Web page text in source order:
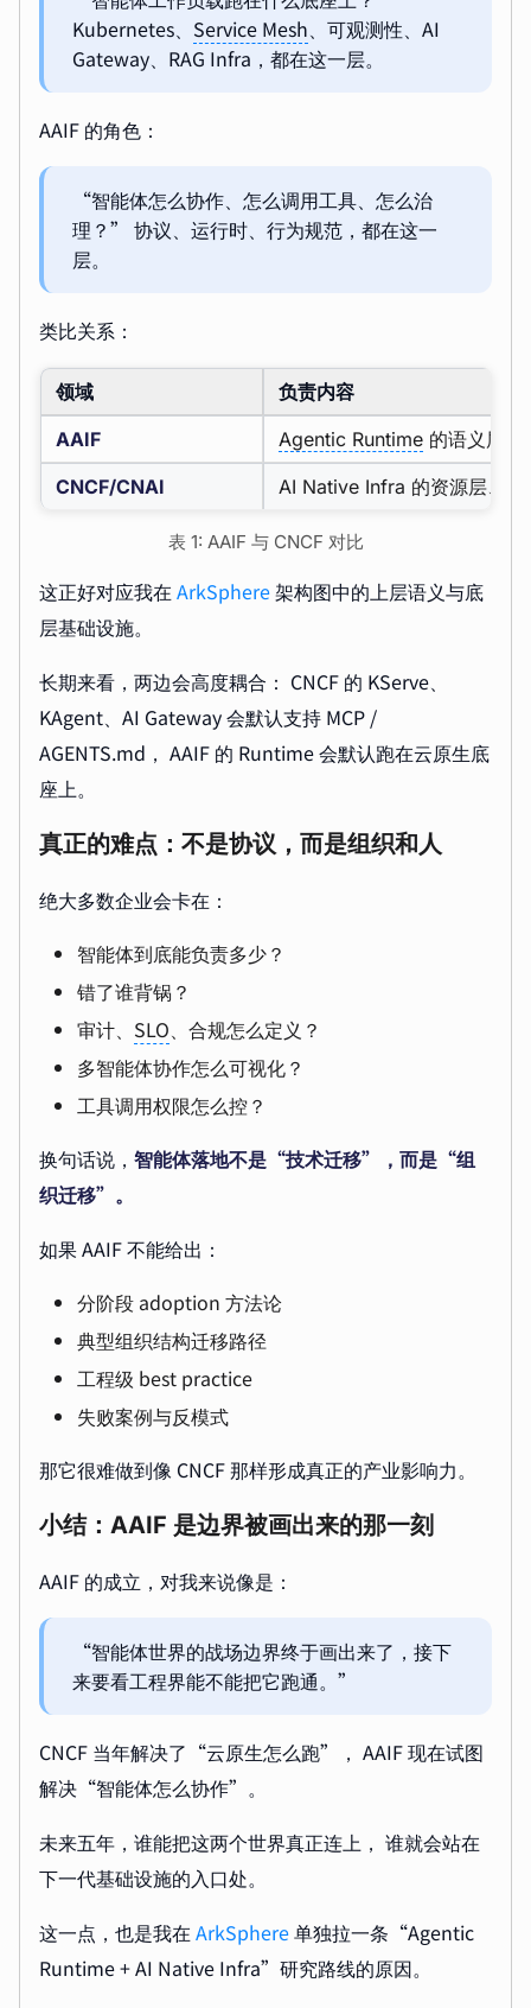
Kubernetes、 Service Mesh、可观测性、AI
Gateway、RAG Infra，都在这一层。
AAIF 的角色：
“智能体怎么协作、怎么调用工具、怎么治
理？” 协议、运行时、行为规范，都在这一
层。
类比关系：
领域
负责内容
AAIF
Agentic Runtime 的语义层、
CNCF/CNAI
AI Native Infra 的资源层、执
表 1: AAIF 与 CNCF 对比
这正好对应我在 ArkSphere架构图中的上层语义与底
层基础设施。
长期来看，两边会高度耦合： CNCF 的 KServe、
KAgent、AI Gateway 会默认支持 MCP /
AGENTS.md， AAIF 的 Runtime 会默认跑在云原生底
座上。
真正的难点：不是协议，而是组织和人
绝大多数企业会卡在：
智能体到底能负责多少？
错了谁背锅？
审计、 SLO、合规怎么定义？
多智能体协作怎么可视化？
工具调用权限怎么控？
换句话说， 智能体落地不是“技术迁移”，而是“组
织迁移”。
如果 AAIF 不能给出：
分阶段 adoption 方法论
典型组织结构迁移路径
工程级 best practice
失败案例与反模式
那它很难做到像 CNCF 那样形成真正的产业影响力。
小结：AAIF 是边界被画出来的那一刻
AAIF 的成立，对我来说像是：
“智能体世界的战场边界终于画出来了，接下
来要看工程界能不能把它跑通。”
CNCF 当年解决了“云原生怎么跑”， AAIF 现在试图
解决“智能体怎么协作”。
未来五年，谁能把这两个世界真正连上， 谁就会站在
下一代基础设施的入口处。
这一点，也是我在 ArkSphere单独拉一条“Agentic
Runtime + AI Native Infra”研究路线的原因。